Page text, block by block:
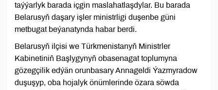
taýýarlyk barada içgin maslahatlaşdylar. Bu barada
Belarusyň daşary işler ministrligi duşenbe güni
metbugat beýanatynda habar berdi.
Belarusyň ilçisi we Türkmenistanyň Ministrler
Kabinetiniň Başlygynyň obasenagat toplumyna
gözegçilik edýän orunbasary Annageldi Ýazmyradow
duşuşyp, oba hojalyk önümlerinde özara söwda